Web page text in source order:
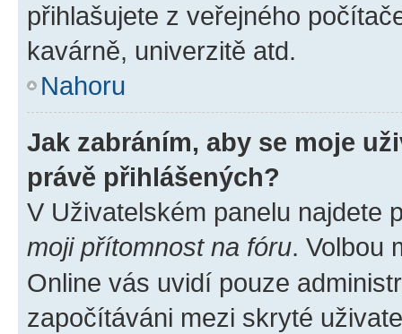
přihlašujete z veřejného
kavárně, univerzitě atd.
Nahoru
Jak zabráním, aby se moje
právě přihlášených?
V Uživatelském panelu najdete
moji přítomnost na fóru. Volbou
Online vás uvidí pouze
započítáváni mezi skryté